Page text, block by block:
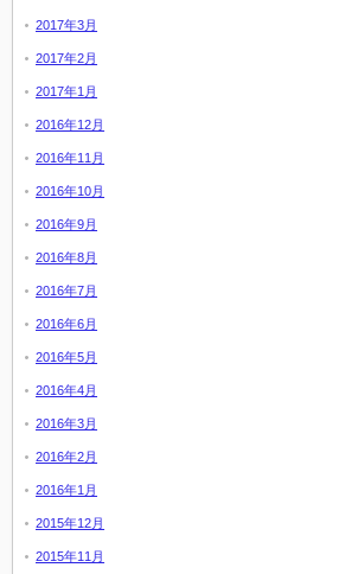
2017年3月
2017年2月
2017年1月
2016年12月
2016年11月
2016年10月
2016年9月
2016年8月
2016年7月
2016年6月
2016年5月
2016年4月
2016年3月
2016年2月
2016年1月
2015年12月
2015年11月